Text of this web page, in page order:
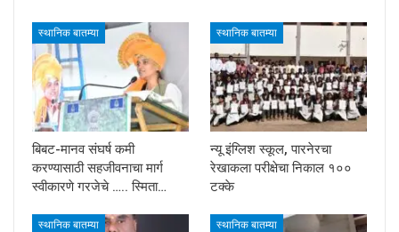
स्थानिक बातम्या
बिबट-मानव संघर्ष कमी
करण्यासाठी सहजीवनाचा मार्ग
स्वीकारणे गरजेचे ….. स्मिता…
स्थानिक बातम्या
न्यू इंग्लिश स्कूल, पारनेरचा
रेखाकला परीक्षेचा निकाल १००
टक्के
स्थानिक बातम्या स्थानिक बातम्या